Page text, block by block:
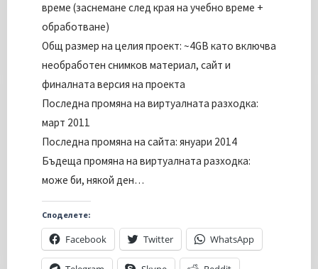
време (заснемане след края на учебно време +
обработване)
Общ размер на целия проект: ~4GB като включва
необработен снимков материал, сайт и
финалната версия на проекта
Последна промяна на виртуалната разходка:
март 2011
Последна промяна на сайта: януари 2014
Бъдеща промяна на виртуалната разходка:
може би, някой ден…
Споделете:
Facebook Twitter WhatsApp